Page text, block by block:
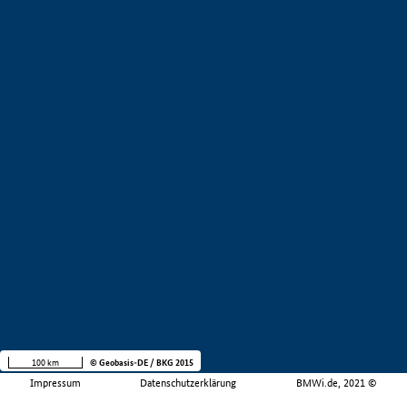
Impressum Datenschutzerklärung BMWi.de, 2021 ©
100 km © Geobasis-DE / BKG 2015